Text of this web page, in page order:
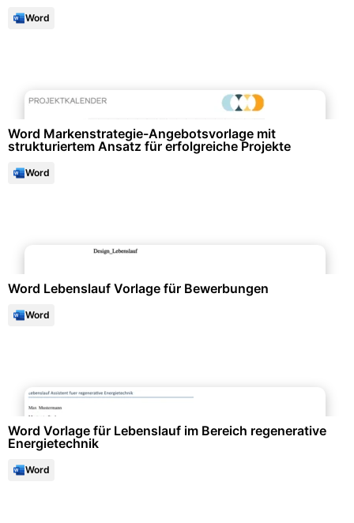
Word
Word Markenstrategie-Angebotsvorlage mit
strukturiertem Ansatz für erfolgreiche Projekte
Word
Word Lebenslauf Vorlage für Bewerbungen
Word
Word Vorlage für Lebenslauf im Bereich regenerative
Energietechnik
Word